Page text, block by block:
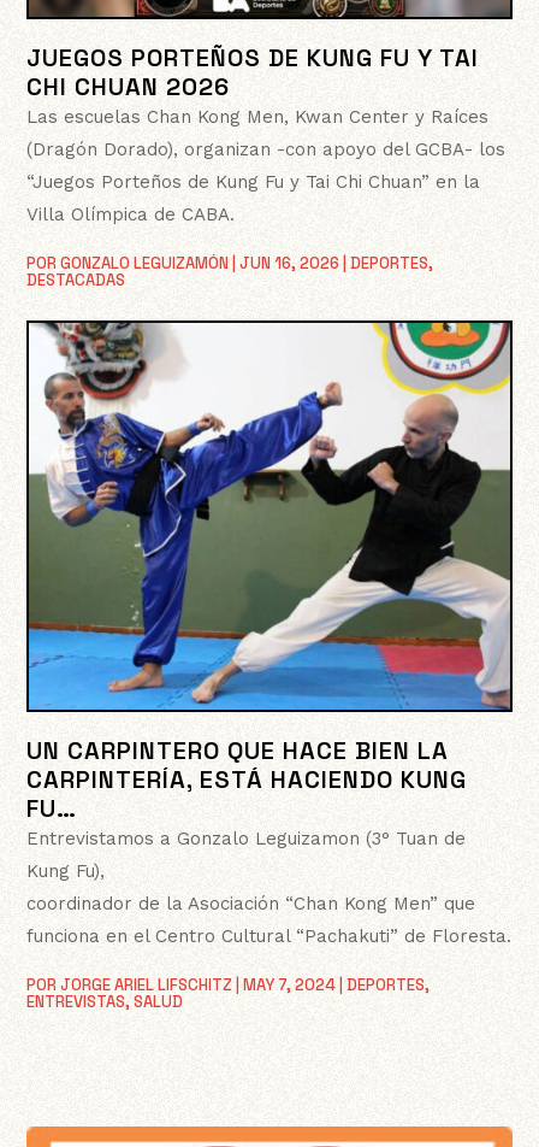
JUEGOS PORTEÑOS DE KUNG FU Y TAI
CHI CHUAN 2026
PORGONZALO LEGUIZAMÓN |JUN 16, 2026 |DEPORTES,
DESTACADAS
Las escuelas Chan Kong Men, Kwan Center y Raíces
(Dragón Dorado), organizan -con apoyo del GCBA- los
“Juegos Porteños de Kung Fu y Tai Chi Chuan” en la
Villa Olímpica de CABA.
UN CARPINTERO QUE HACE BIEN LA
CARPINTERÍA, ESTÁ HACIENDO KUNG
FU…
PORJORGE ARIEL LIFSCHITZ |MAY 7, 2024 |DEPORTES,
ENTREVISTAS,SALUD
Entrevistamos a Gonzalo Leguizamon (3° Tuan de
Kung Fu),
coordinador de la Asociación “Chan Kong Men” que
funciona en el Centro Cultural “Pachakuti” de Floresta.